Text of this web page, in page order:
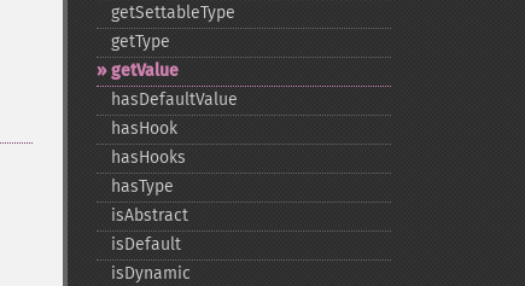
getSettableType
getType
getValue
hasDefaultValue
hasHook
hasHooks
hasType
isAbstract
isDefault
isDynamic